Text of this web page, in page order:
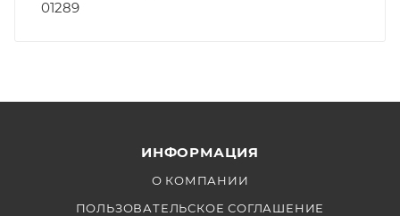
01289
ИНФОРМАЦИЯ
О КОМПАНИИ
ПОЛЬЗОВАТЕЛЬСКОЕ СОГЛАШЕНИЕ